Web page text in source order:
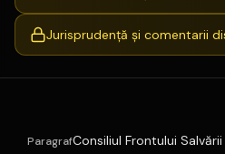
Jurisprudență și comentarii
ParagrafConsiliul Frontului